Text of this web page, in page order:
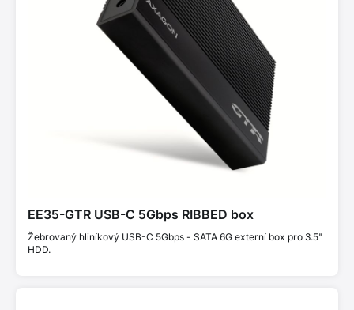
EE35-GTR USB-C 5Gbps RIBBED box
Žebrovaný hliníkový USB-C 5Gbps - SATA 6G externí box pro 3.5"
HDD.